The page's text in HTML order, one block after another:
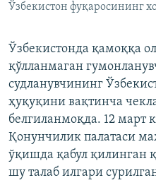
Ўзбекистон фуқаросининг
Ўзбекистонда қамоққа
қўлланмаган
судланувчининг
ҳуқуқини вақтинча
белгиланмоқда. 12
Қонунчилик палатаси
ўқишда қабул қилинган
шу талаб илгари